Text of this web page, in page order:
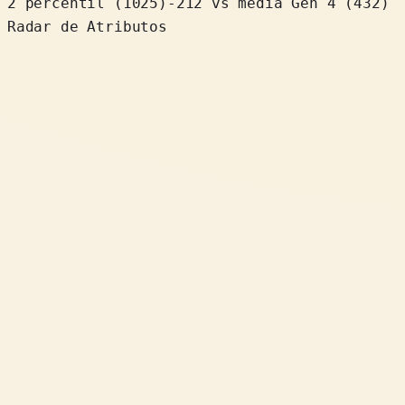
Radar de Atributos